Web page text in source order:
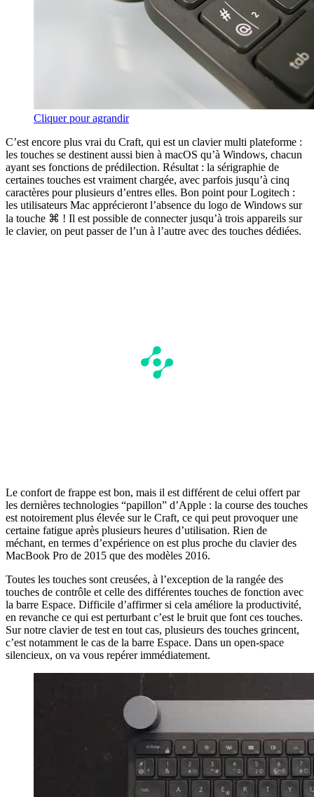
Cliquer pour agrandir
C’est encore plus vrai du Craft, qui est un clavier multi plateforme :
les touches se destinent aussi bien à macOS qu’à Windows, chacun
ayant ses fonctions de prédilection. Résultat : la sérigraphie de
certaines touches est vraiment chargée, avec parfois jusqu’à cinq
caractères pour plusieurs d’entres elles. Bon point pour Logitech :
les utilisateurs Mac apprécieront l’absence du logo de Windows sur
la touche ⌘ ! Il est possible de connecter jusqu’à trois appareils sur
le clavier, on peut passer de l’un à l’autre avec des touches dédiées.
Le confort de frappe est bon, mais il est différent de celui offert par
les dernières technologies “papillon” d’Apple : la course des touches
est notoirement plus élevée sur le Craft, ce qui peut provoquer une
certaine fatigue après plusieurs heures d’utilisation. Rien de
méchant, en termes d’expérience on est plus proche du clavier des
MacBook Pro de 2015 que des modèles 2016.
Toutes les touches sont creusées, à l’exception de la rangée des
touches de contrôle et celle des différentes touches de fonction avec
la barre Espace. Difficile d’affirmer si cela améliore la productivité,
en revanche ce qui est perturbant c’est le bruit que font ces touches.
Sur notre clavier de test en tout cas, plusieurs des touches grincent,
c’est notamment le cas de la barre Espace. Dans un open-space
silencieux, on va vous repérer immédiatement.